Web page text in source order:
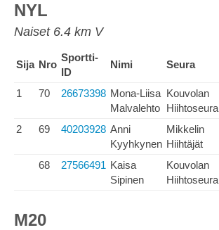
NYL
Naiset 6.4 km V
Sija Nro
Sportti-
ID
Nimi Seura
1 70 26673398 Mona-Liisa
Malvalehto
Kouvolan
Hiihtoseura
2 69 40203928 Anni
Kyyhkynen
Mikkelin
Hiihtäjät
68 27566491 Kaisa
Sipinen
Kouvolan
Hiihtoseura
M20